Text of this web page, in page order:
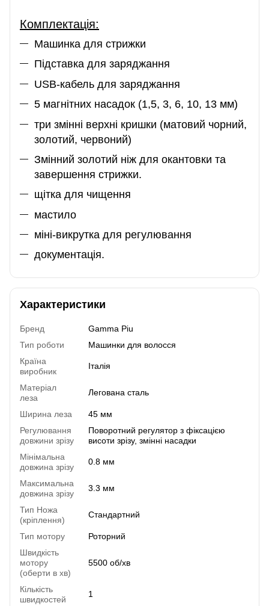
Комплектація:
Машинка для стрижки
Підставка для заряджання
USB-кабель для заряджання
5 магнітних насадок (1,5, 3, 6, 10, 13 мм)
три змінні верхні кришки (матовий чорний,
золотий, червоний)
Змінний золотий ніж для окантовки та
завершення стрижки.
щітка для чищення
мастило
міні-викрутка для регулювання
документація.
Характеристики
Бренд
Gamma Piu
Тип роботи
Машинки для волосся
Країна
виробник
Італія
Матеріал
леза
Легована сталь
Ширина леза
45 мм
Регулювання
довжини зрізу
Поворотний регулятор з фіксацією
висоти зрізу, змінні насадки
Мінімальна
довжина зрізу
0.8 мм
Максимальна
довжина зрізу
3.3 мм
Тип Ножа
(кріплення)
Стандартний
Тип мотору
Роторний
Швидкість
мотору
(оберти в хв)
5500 об/хв
Кількість
швидкостей
1